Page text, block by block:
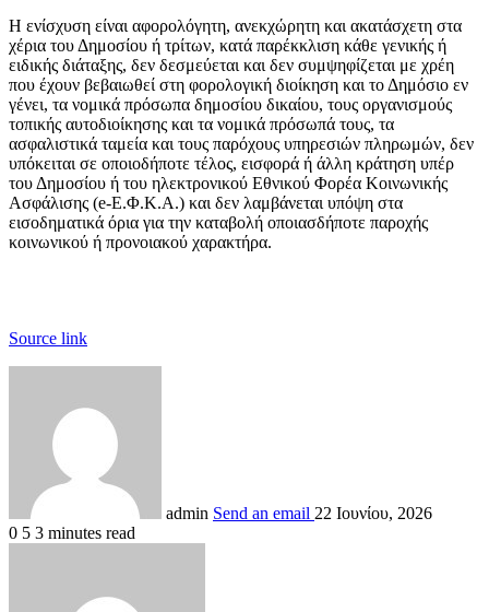
Η ενίσχυση είναι αφορολόγητη, ανεκχώρητη και ακατάσχετη στα
χέρια του Δημοσίου ή τρίτων, κατά παρέκκλιση κάθε γενικής ή
ειδικής διάταξης, δεν δεσμεύεται και δεν συμψηφίζεται με χρέη
που έχουν βεβαιωθεί στη φορολογική διοίκηση και το Δημόσιο εν
γένει, τα νομικά πρόσωπα δημοσίου δικαίου, τους οργανισμούς
τοπικής αυτοδιοίκησης και τα νομικά πρόσωπά τους, τα
ασφαλιστικά ταμεία και τους παρόχους υπηρεσιών πληρωμών, δεν
υπόκειται σε οποιοδήποτε τέλος, εισφορά ή άλλη κράτηση υπέρ
του Δημοσίου ή του ηλεκτρονικού Εθνικού Φορέα Κοινωνικής
Ασφάλισης (e-Ε.Φ.Κ.Α.) και δεν λαμβάνεται υπόψη στα
εισοδηματικά όρια για την καταβολή οποιασδήποτε παροχής
κοινωνικού ή προνοιακού χαρακτήρα.
Source link
admin Send an email 22 Ιουνίου, 2026
0 5 3 minutes read